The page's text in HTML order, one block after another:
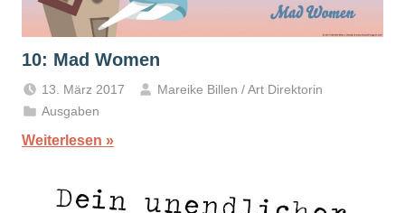
10: Mad Women
13. März 2017
Mareike Billen / Art Direktorin
Ausgaben
Weiterlesen